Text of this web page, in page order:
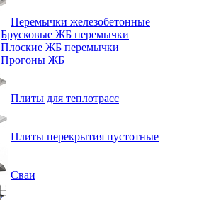
Перемычки железобетонные
Брусковые ЖБ перемычки
Плоские ЖБ перемычки
Прогоны ЖБ
Плиты для теплотрасс
Плиты перекрытия пустотные
Сваи